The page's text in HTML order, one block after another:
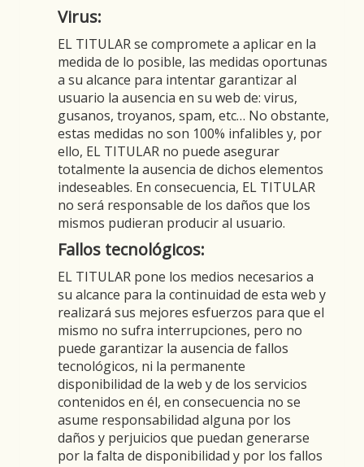
Virus:
EL TITULAR se compromete a aplicar en la
medida de lo posible, las medidas oportunas
a su alcance para intentar garantizar al
usuario la ausencia en su web de: virus,
gusanos, troyanos, spam, etc… No obstante,
estas medidas no son 100% infalibles y, por
ello, EL TITULAR no puede asegurar
totalmente la ausencia de dichos elementos
indeseables. En consecuencia, EL TITULAR
no será responsable de los daños que los
mismos pudieran producir al usuario.
Fallos tecnológicos:
EL TITULAR pone los medios necesarios a
su alcance para la continuidad de esta web y
realizará sus mejores esfuerzos para que el
mismo no sufra interrupciones, pero no
puede garantizar la ausencia de fallos
tecnológicos, ni la permanente
disponibilidad de la web y de los servicios
contenidos en él, en consecuencia no se
asume responsabilidad alguna por los
daños y perjuicios que puedan generarse
por la falta de disponibilidad y por los fallos